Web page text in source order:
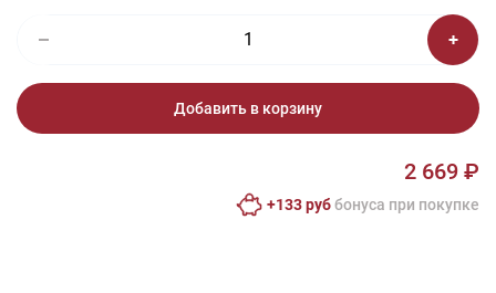
Добавить в корзину
2 669 ₽
+133 руббонусa при покупке